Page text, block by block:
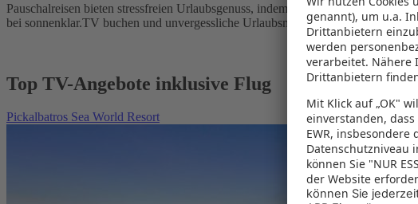
Pauschalreisen bieten stressfreien Urlaubsgenuss, indem Flug und Hotel in
bei sonnenklar.TV buchen und unvergessliche Urlaubsmomente erleben!
Top TV-Angebote inklusive Flug
Pickalbatros Sea World Resort